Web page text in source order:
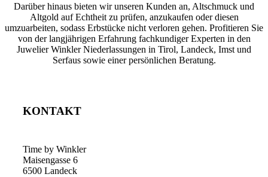
Darüber hinaus bieten wir unseren Kunden an, Altschmuck und
Altgold auf Echtheit zu prüfen, anzukaufen oder diesen
umzuarbeiten, sodass Erbstücke nicht verloren gehen. Profitieren Sie
von der langjährigen Erfahrung fachkundiger Experten in den
Juwelier Winkler Niederlassungen in Tirol, Landeck, Imst und
Serfaus sowie einer persönlichen Beratung.
KONTAKT
Time by Winkler
Maisengasse 6
6500 Landeck